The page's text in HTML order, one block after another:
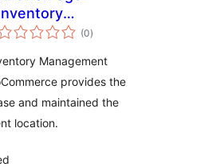
(0vērtējumu
kopsumma
)
Management
provides the
and maintained the
location.